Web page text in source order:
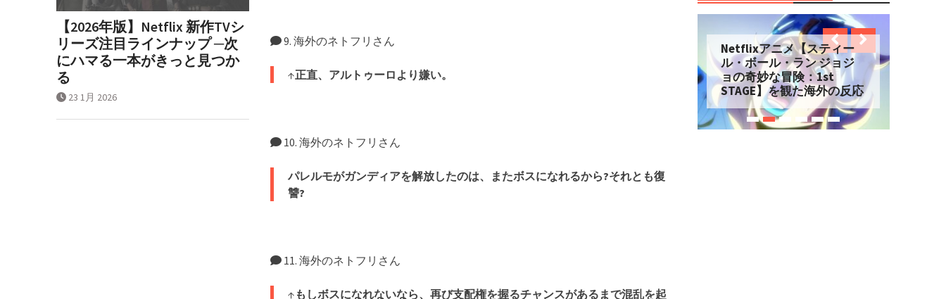
9. 海外のネトフリさん
↑正直、アルトゥーロより嫌い。
10. 海外のネトフリさん
パレルモがガンディアを解放したのは、またボスになれるから?それとも復
讐?
11. 海外のネトフリさん
↑ もしボスになれないなら、再び支配権を握るチャンスがあるまで混乱を起
Netflixアニメ【スティー
ル・ボール・ラン ジョジ
ョの奇妙な冒険：1st
STAGE】を観た海外の反応
【2026年版】Netflix 新作TVシ
リーズ注目ラインナップ ─次
にハマる一本がきっと見つか
る
23 1月 2026